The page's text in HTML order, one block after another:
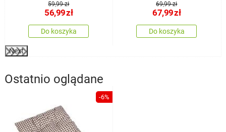
59,99 zł
56,99zł
Do koszyka
69,99 zł
67,99zł
Do koszyka
Next
Ostatnio oglądane
-6%